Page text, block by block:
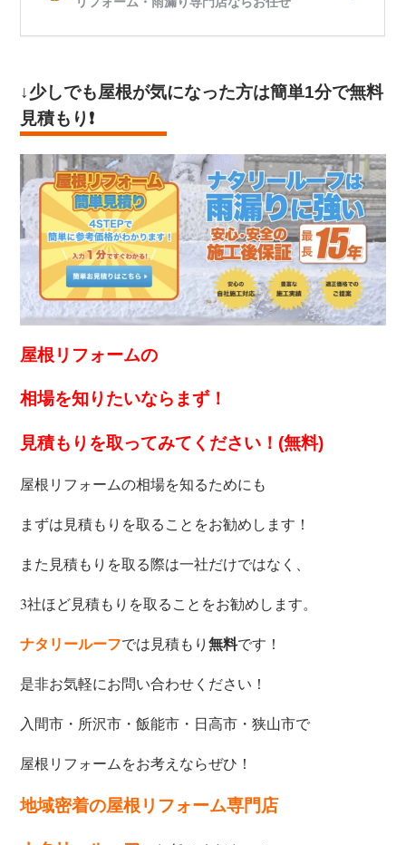
↓少しでも屋根が気になった方は簡単1分で無料
見積もり ❗️
屋根リフォームの
相場を知りたいなら まず！
見積もりを取ってみてください！(無料)
屋根リフォームの相場を知るためにも
まずは見積もりを取ることをお勧めします！
また見積もりを取る際は一社だけではなく、
3社ほど見積もりを取ることをお勧めします。
ナタリールーフでは見積もり無料です！
是非お気軽にお問い合わせください！
入間市・所沢市・飯能市・日高市・狭山市で
屋根リフォームをお考えならぜひ！
地域密着の屋根リフォーム専門店